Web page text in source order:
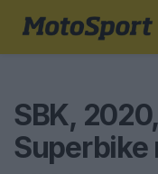
SBK,
Superbike